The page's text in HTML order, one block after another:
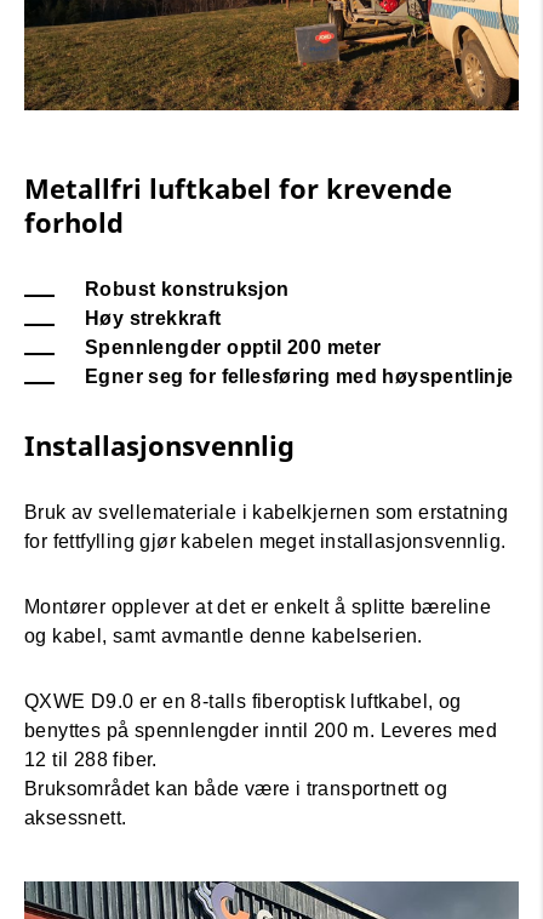
Metallfri luftkabel for krevende
forhold
Robust konstruksjon
Høy strekkraft
Spennlengder opptil 200 meter
Egner seg for fellesføring med høyspentlinje
Installasjonsvennlig
Bruk av svellemateriale i kabelkjernen som erstatning
for fettfylling gjør kabelen meget installasjonsvennlig.
Montører opplever at det er enkelt å splitte bæreline
og kabel, samt avmantle denne kabelserien.
QXWE D9.0 er en 8-talls fiberoptisk luftkabel, og
benyttes på spennlengder inntil 200 m. Leveres med
12 til 288 fiber.
Bruksområdet kan både være i transportnett og
aksessnett.